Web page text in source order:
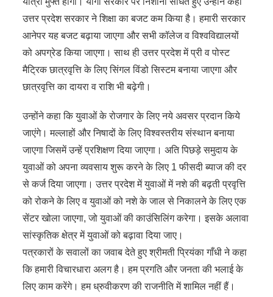
उत्तर प्रदेश सरकार ने शिक्षा का बजट कम किया है। हमारी सरकार
आनेपर यह बजट बढ़ाया जाएगा और सभी कॉलेज व विश्वविद्यालयों
को अपग्रेड किया जाएगा। साथ ही उत्तर प्रदेश में प्री व पोस्ट
मैट्रिक छात्रवृत्ति के लिए सिंगल विंडो सिस्टम बनाया जाएगा और
छात्रवृत्ति का दायरा व राशि भी बढ़ेगी।
उन्होंने कहा कि युवाओं के रोजगार के लिए नये अवसर प्रदान किये
जाएंगे। मल्लाहों और निषादों के लिए विश्वस्तरीय संस्थान बनाया
जाएगा जिसमें उन्हें प्रशिक्षण दिया जाएगा। अति पिछड़े समुदाय के
युवाओं को अपना व्यवसाय शुरू करने के लिए 1 फीसदी ब्याज की दर
से कर्ज दिया जाएगा। उत्तर प्रदेश में युवाओं में नशे की बढ़ती प्रवृत्ति
को रोकने के लिए व युवाओं को नशे के जाल से निकालने के लिए एक
सेंटर खोला जाएगा, जो युवाओं की काउंसिलिंग करेगा। इसके अलावा
सांस्कृतिक क्षेत्र में युवाओं को बढ़ावा दिया जाए।
पत्रकारों के सवालों का जवाब देते हुए श्रीमती प्रियंका गाँधी ने कहा
कि हमारी विचारधारा अलग है। हम प्रगति और जनता की भलाई के
लिए काम करेंगे। हम ध्रुवीकरण की राजनीति में शामिल नहीं हैं।